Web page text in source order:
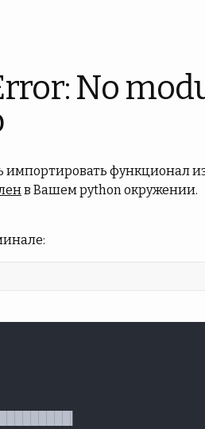
No
импортировать функционал
в Вашем python окружении.